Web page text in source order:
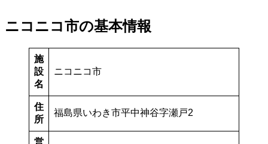
ニコニコ市の基本情報
施
設
名
ニコニコ市
住
所
福島県いわき市平中神谷字瀬戸2
営